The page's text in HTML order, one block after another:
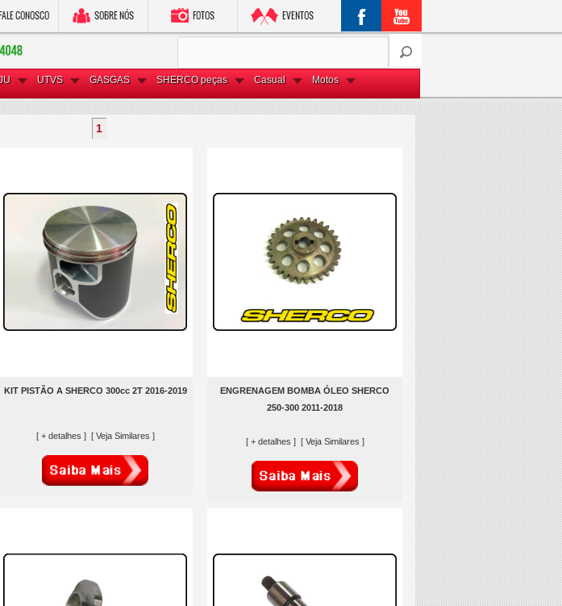
UTVS GASGAS SHERCO peças Casual Motos
1
KIT PISTÃO A SHERCO 300cc 2T 2016-2019
[ + detalhes ] [ Veja Similares ]
ENGRENAGEM BOMBA ÓLEO SHERCO
250-300 2011-2018
[ + detalhes ] [ Veja Similares ]